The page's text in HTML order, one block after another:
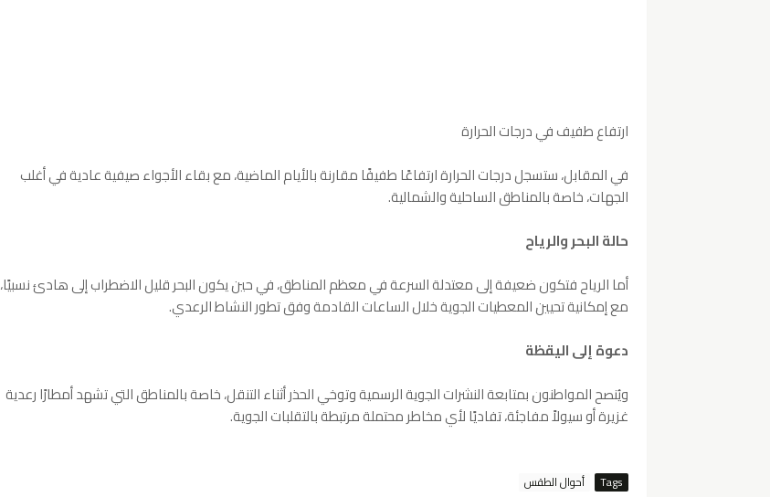
ارتفاع طفيف في درجات الحرارة
في المقابل، ستسجل درجات الحرارة ارتفاعًا طفيفًا مقارنة بالأيام الماضية، مع بقاء الأجواء صيفية عادية في أغلب
الجهات، خاصة بالمناطق الساحلية والشمالية.
حالة البحر والرياح
أما الرياح فتكون ضعيفة إلى معتدلة السرعة في معظم المناطق، في حين يكون البحر قليل الاضطراب إلى هادئ نسبيًا،
مع إمكانية تحيين المعطيات الجوية خلال الساعات القادمة وفق تطور النشاط الرعدي.
دعوة إلى اليقظة
ويُنصح المواطنون بمتابعة النشرات الجوية الرسمية وتوخي الحذر أثناء التنقل، خاصة بالمناطق التي تشهد أمطارًا رعدية
غزيرة أو سيولاً مفاجئة، تفاديًا لأي مخاطر محتملة مرتبطة بالتقلبات الجوية.
Tags أحوال الطقس